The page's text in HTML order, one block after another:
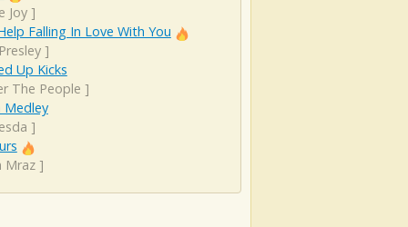
Joy]
Falling In Love With You
]
Up Kicks
The People ]
Medley
]
Mraz]